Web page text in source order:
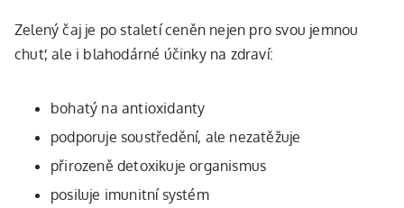
Zelený čaj je po staletí ceněn nejen pro svou jemnou
chuť, ale i blahodárné účinky na zdraví:
bohatý na antioxidanty
podporuje soustředění, ale nezatěžuje
přirozeně detoxikuje organismus
posiluje imunitní systém